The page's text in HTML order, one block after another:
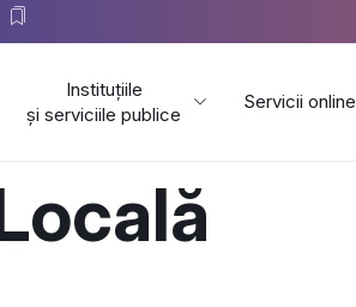
Instituțiile
și serviciile publice
Servicii online